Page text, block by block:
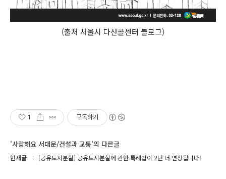
(출처 서울시 다산콜센터 블로그)
1 구독하기
'사랑해요 서대문/건설과 교통'의 다른글
현재글 [공유토지분할] 공유토지분할에 관한 특례법이 2년 더 연장됩니다!